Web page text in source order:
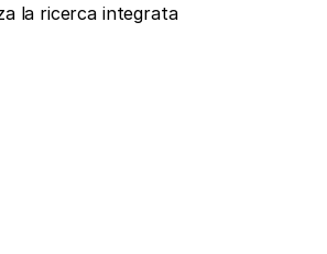
la ricerca integrata